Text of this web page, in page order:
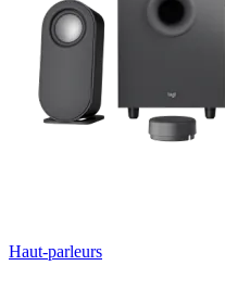
Haut-parleurs